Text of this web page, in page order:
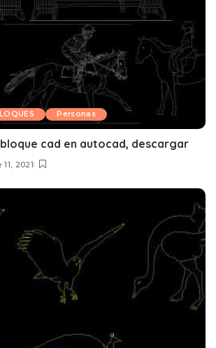
Personas
cad en autocad, descargar
2021